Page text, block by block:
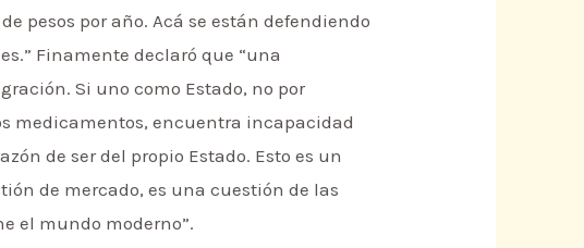
pesos por año. Acá se están defendiendo
Finamente declaró que “una
Si uno como Estado, no por
medicamentos, encuentra incapacidad
de ser del propio Estado. Esto es un
de mercado, es una cuestión de las
el mundo moderno”.